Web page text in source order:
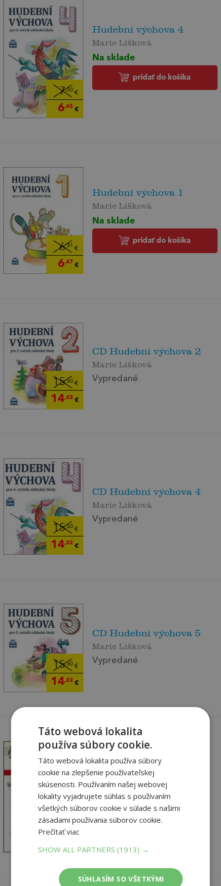
7,00€
6,65€
Hudební výchova 4
Marie Lišková
Na sklade
pridať do košíka
6,81 €
6,47 €
Hudební výchova 1
Marie Lišková
Na sklade
pridať do košíka
15,60€
14,82€
CD Hudební výchova 2
Marie Lišková
Vypredané
15,60€
14,82€
CD Hudební výchova 4
Marie Lišková
Vypredané
15,60€
14,82€
CD Hudební výchova 5
Marie Lišková
Vypredané
9,63€
DO-RE-MI 2 Zpěvník pro
malé školáky
Marie Lišková
Vypredané
Táto webová lokalita
používa súbory cookie.
Táto webová lokalita používa súbory
cookie na zlepšenie používateľskej
skúsenosti. Používaním našej webovej
lokality vyjadrujete súhlas s používaním
všetkých súborov cookie v súlade s našimi
zásadami používania súborov cookie.
Prečítať viac
SHOW ALL PARTNERS(1913) →
SÚHLASÍM SO VŠETKÝMI